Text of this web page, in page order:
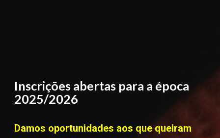
Inscrições abertas para a época
2025/2026
Damos oportunidades aos que queiram